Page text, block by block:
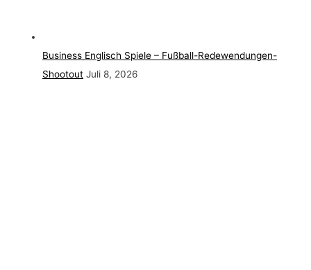
Business Englisch Spiele – Fußball-Redewendungen-
Shootout Juli 8, 2026